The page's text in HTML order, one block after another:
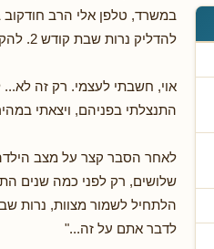
להדליק נרות שבת קודש 2. להקפיד על טהרת המשפחה 3. לעשות קידוש.
אוי, חשבתי לעצמי. רק זה לא...
התנצלתי בפניהם, ויצאתי
לאחר הסבר קצר על מצב
שלושים, רק לפני כמה שנים
הלתחיל לשמור מצוות, נרות
לדבר אתם על זה..."